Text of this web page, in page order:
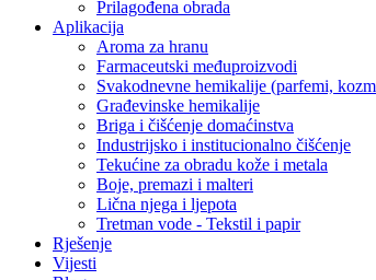
Prilagođena obrada
Aplikacija
Aroma za hranu
Farmaceutski međuproizvodi
Svakodnevne hemikalije (parfemi,
Građevinske hemikalije
Briga i čišćenje domaćinstva
Industrijsko i institucionalno čišćenje
Tekućine za obradu kože i metala
Boje, premazi i malteri
Lična njega i ljepota
Tretman vode - Tekstil i papir
Rješenje
Vijesti